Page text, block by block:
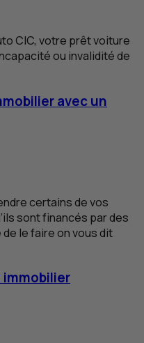
CIC, votre prêt voiture
ou invalidité de
avec un
certains de vos
sont financés par des
le faire on vous dit